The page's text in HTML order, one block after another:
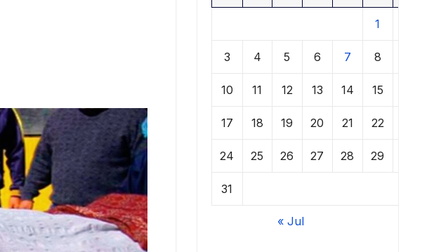
1
3 4 5 6 7 8
10 11 12 13 14 15
17 18 19 20 21 22
24 25 26 27 28 29
31
« Jul